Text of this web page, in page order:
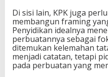
Di sisi lain, KPK juga
membangun framing
Penyidikan idealnya
perbuatannya sebagai
ditemukan kelemahan
menjadi catatan, tetapi
pada perbuatan yang